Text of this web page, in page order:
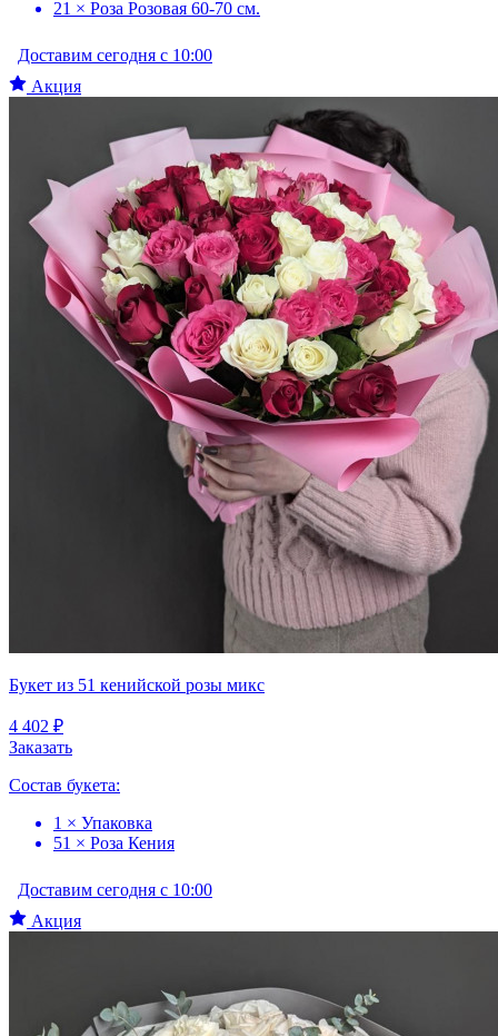
21 × Роза Розовая 60-70 см.
Доставим сегодня с 10:00
Акция
Букет из 51 кенийской розы микс
4 402 ₽
Заказать
Состав букета:
1 × Упаковка
51 × Роза Кения
Доставим сегодня с 10:00
Акция